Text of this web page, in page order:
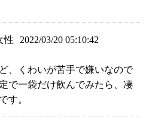
性 2022/03/20 05:10:42
、くわいが苦手で嫌いなので
で一袋だけ飲んでみたら、凄
す。